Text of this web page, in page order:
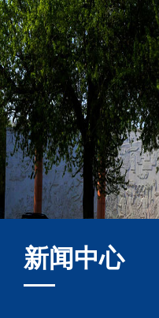
新闻中心